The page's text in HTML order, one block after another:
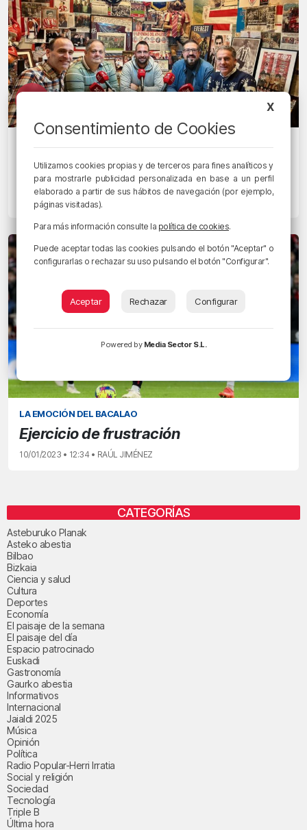
Tropezón que no empaña la brillante
trayectoria zurigorri
17/12/2024 • 22:30 • KEVIN DOYLE
LA EMOCIÓN DEL BACALAO
Ejercicio de frustración
10/01/2023 • 12:34 • RAÚL JIMÉNEZ
CATEGORÍAS
Asteburuko Planak
Asteko abestia
Bilbao
Bizkaia
Ciencia y salud
Cultura
Deportes
Economía
El paisaje de la semana
El paisaje del día
Espacio patrocinado
Euskadi
Gastronomía
Gaurko abestia
Informativos
Internacional
Jaialdi 2025
Música
Opinión
Política
Radio Popular-Herri Irratia
Social y religión
Sociedad
Tecnología
Triple B
Última hora
X
Consentimiento de Cookies
Utilizamos cookies propias y de terceros para fines analíticos y
para mostrarle publicidad personalizada en base a un perfil
elaborado a partir de sus hábitos de navegación (por ejemplo,
páginas visitadas).
Para más información consulte la política de cookies.
Puede aceptar todas las cookies pulsando el botón "Aceptar" o
configurarlas o rechazar su uso pulsando el botón "Configurar".
Aceptar Rechazar Configurar
Powered by Media Sector S.L.